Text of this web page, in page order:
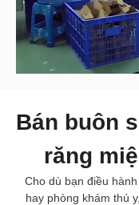
Bán buôn
răng
Cho dù bạn điều
hay phòng khám thú